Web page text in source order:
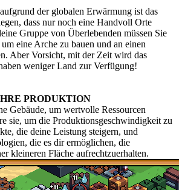
der globalen Erwärmung ist das
dass nur noch eine Handvoll Orte
Gruppe von Überlebenden müssen Sie
eine Arche zu bauen und an einen
Aber Vorsicht, mit der Zeit wird das
weniger Land zur Verfügung!
PRODUKTION
Gebäude, um wertvolle Ressourcen
sie, um die Produktionsgeschwindigkeit zu
die deine Leistung steigern, und
die es dir ermöglichen, die
kleineren Fläche aufrechtzuerhalten.